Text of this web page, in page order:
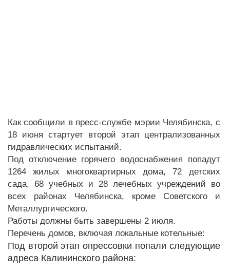
Как сообщили в пресс-службе мэрии Челябинска, с
18 июня стартует второй этап централизованных
гидравлических испытаний.
Под отключение горячего водоснабжения попадут
1264 жилых многоквартирных дома, 72 детских
сада, 68 учебных и 28 лечебных учреждений во
всех районах Челябинска, кроме Советского и
Металлургического.
Работы должны быть завершены 2 июля.
Перечень домов, включая локальные котельные:
Под второй этап опрессовки попали следующие
адреса Калининского района: